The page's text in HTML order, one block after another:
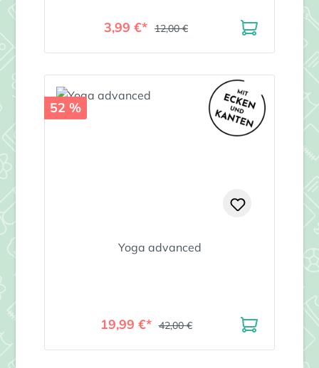
3,99 €* 12,00 €
52 %
Yoga advanced
19,99 €* 42,00 €